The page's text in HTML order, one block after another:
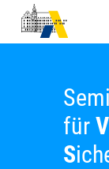
für V
S